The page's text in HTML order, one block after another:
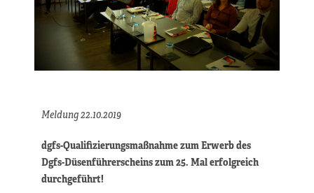
Meldung 22.10.2019
dgfs-Qualifizierungsmaßnahme zum Erwerb des
Dgfs-Düsenführerscheins zum 25. Mal erfolgreich
durchgeführt!